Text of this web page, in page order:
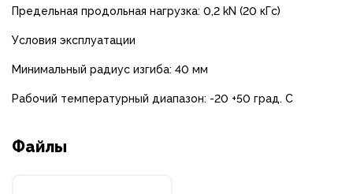
Предельная продольная нагрузка: 0,2 kN (20 кГс)
Условия эксплуатации
Минимальный радиус изгиба: 40 мм
Рабочий температурный диапазон: -20 +50 град. С
Файлы